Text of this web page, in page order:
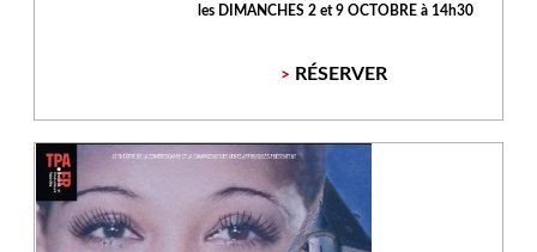
les DIMANCHES 2 et 9 OCTOBRE à 14h30
> RÉSERVER